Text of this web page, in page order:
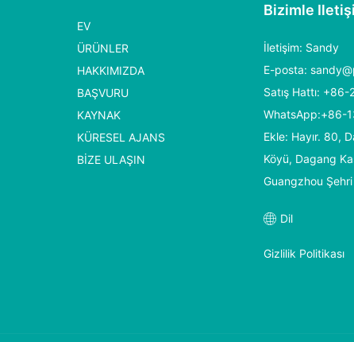
EV
ÜRÜNLER
HAKKIMIZDA
BAŞVURU
KAYNAK
KÜRESEL AJANS
BIZE ULAŞIN
Bizimle
İletişim: Sandy
E-posta:
Satış Hattı:
WhatsApp:+86-
Ekle: Hayır. 80,
Köyü, Dagang
Guangzhou
Dil
Gizlilik Politikası